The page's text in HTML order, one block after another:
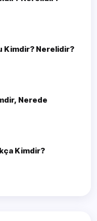
Kimdir? Nerelidir?
Nerede
Kimdir?